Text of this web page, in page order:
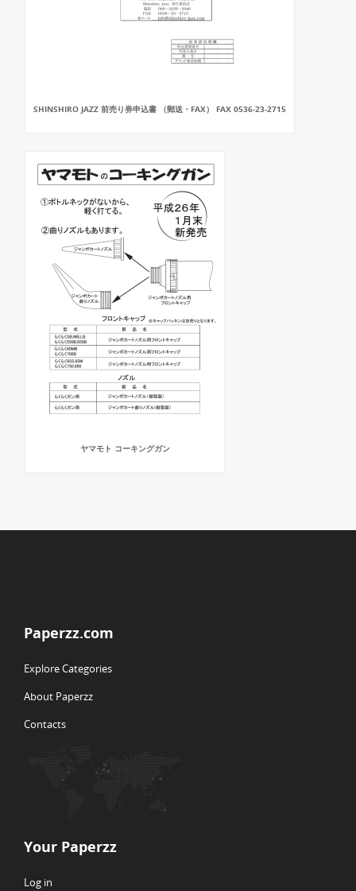
SHINSHIRO JAZZ 前売り券申込書 （郵送・FAX） FAX 0536-23-2715
ヤマモト コーキングガン
Paperzz.com
Explore Categories
About Paperzz
Contacts
Your Paperzz
Log in